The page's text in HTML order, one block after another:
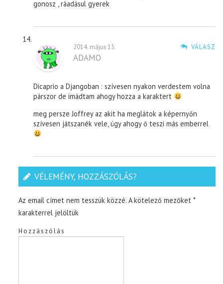
gonosz , ráadásul gyerek
VÁLASZ
2014. május 13.
ADAMO
Dicaprio a Djangoban : szívesen nyakon verdestem volna
párszor de imádtam ahogy hozza a karaktert
meg persze Joffrey az akit ha meglátok a képernyőn
szívesen játszanék vele, úgy ahogy ő teszi más emberrel
VÉLEMÉNY, HOZZÁSZÓLÁS?
Az email címet nem tesszük közzé. A kötelező mezőket*
karakterrel jelöltük
Hozzászólás